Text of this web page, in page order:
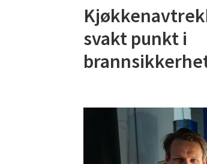
svakt punkt i